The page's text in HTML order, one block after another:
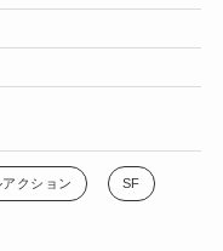
アクション SF